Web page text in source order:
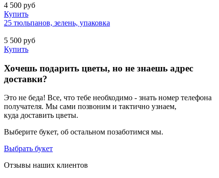
4 500 руб
Купить
25 тюльпанов, зелень, упаковка
5 500 руб
Купить
Хочешь подарить цветы, но не знаешь адрес
доставки?
Это не беда! Все, что тебе необходимо - знать номер телефона
получателя. Мы сами позвоним и тактично узнаем,
куда доставить цветы.
Выберите букет, об остальном позаботимся мы.
Выбрать букет
Отзывы наших клиентов